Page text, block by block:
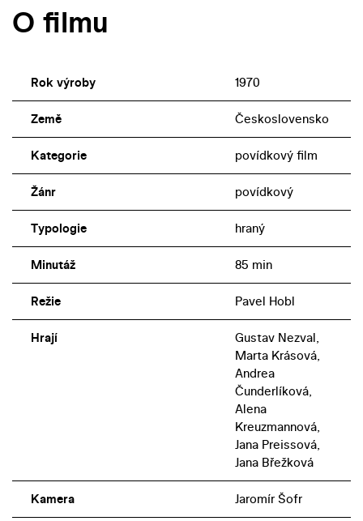
Gustav Nezval, Jiří Hrzán, Marie Málková, Jan Kačer a
O filmu
Rok výroby 1970
Země Československo
Kategorie povídkový film
Žánr povídkový
Typologie hraný
Minutáž 85 min
Režie Pavel Hobl
Hrají
Gustav Nezval,
Marta Krásová,
Andrea
Čunderlíková,
Alena
Kreuzmannová,
Jana Preissová,
Jana Břežková
Kamera Jaromír Šofr